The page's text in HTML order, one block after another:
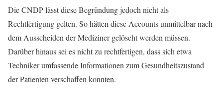
Die CNDP lässt diese Begründung jedoch nicht als
Rechtfertigung gelten. So hätten diese Accounts unmittelbar nach
dem Ausscheiden der Mediziner gelöscht werden müssen.
Darüber hinaus sei es nicht zu rechtfertigen, dass sich etwa
Techniker umfassende Informationen zum Gesundheitszustand
der Patienten verschaffen konnten.